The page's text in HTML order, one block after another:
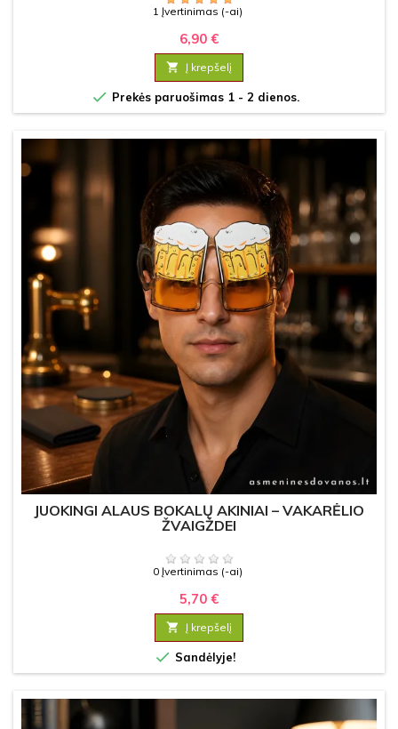
1 Įvertinimas (-ai)
6,90 €
 Į krepšelį
 Prekės paruošimas 1 - 2 dienos.
JUOKINGI ALAUS BOKALŲ AKINIAI – VAKARĖLIO
ŽVAIGŽDEI
0 Įvertinimas (-ai)
5,70 €
 Į krepšelį
 Sandėlyje!